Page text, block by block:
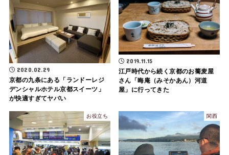
2020.02.29
京都の九条にある「ランドーレジ
デンシャルホテル京都スイーツ」
が快適すぎてヤバい
2019.11.15
江戸時代から続く京都のお蕎麦屋
さん「晦庵（みそかあん）河道
屋」に行ってきた
お役立ち 関西